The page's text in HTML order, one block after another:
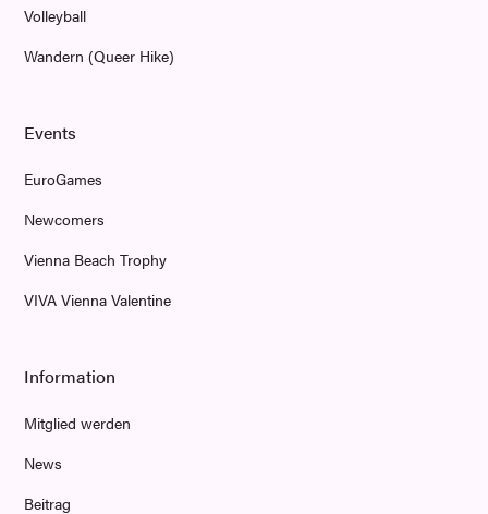
Volleyball
Wandern (Queer Hike)
Events
EuroGames
Newcomers
Vienna Beach Trophy
VIVA Vienna Valentine
Information
Mitglied werden
News
Beitrag